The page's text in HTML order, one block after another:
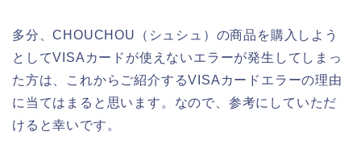
多分、CHOUCHOU（シュシュ）の商品を購入しよう
としてVISAカードが使えないエラーが発生してしまっ
た方は、これからご紹介するVISAカードエラーの理由
に当てはまると思います。なので、参考にしていただ
けると幸いです。